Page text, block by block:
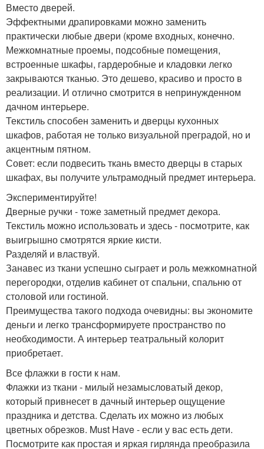
Вместо дверей.
Эффектными драпировками можно заменить
практически любые двери (кроме входных, конечно.
Межкомнатные проемы, подсобные помещения,
встроенные шкафы, гардеробные и кладовки легко
закрываются тканью. Это дешево, красиво и просто в
реализации. И отлично смотрится в непринужденном
дачном интерьере.
Текстиль способен заменить и дверцы кухонных
шкафов, работая не только визуальной преградой, но и
акцентным пятном.
Совет: если подвесить ткань вместо дверцы в старых
шкафах, вы получите ультрамодный предмет интерьера.
Экспериментируйте!
Дверные ручки - тоже заметный предмет декора.
Текстиль можно использовать и здесь - посмотрите, как
выигрышно смотрятся яркие кисти.
Разделяй и властвуй.
Занавес из ткани успешно сыграет и роль межкомнатной
перегородки, отделив кабинет от спальни, спальню от
столовой или гостиной.
Преимущества такого подхода очевидны: вы экономите
деньги и легко трансформируете пространство по
необходимости. А интерьер театральный колорит
приобретает.
Все флажки в гости к нам.
Флажки из ткани - милый незамысловатый декор,
который привнесет в дачный интерьер ощущение
праздника и детства. Сделать их можно из любых
цветных обрезков. Must Have - если у вас есть дети.
Посмотрите как простая и яркая гирлянда преобразила